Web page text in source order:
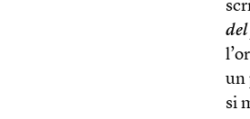
del
un
si